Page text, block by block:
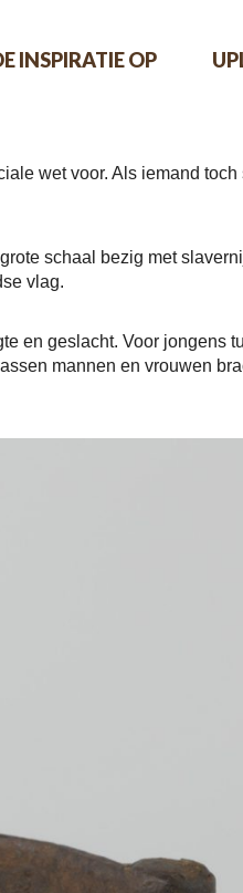
INSPIRATIE OP
wet voor. Als iemand
schaal bezig met
vlag.
en geslacht. Voor jongens
mannen en vrouwen